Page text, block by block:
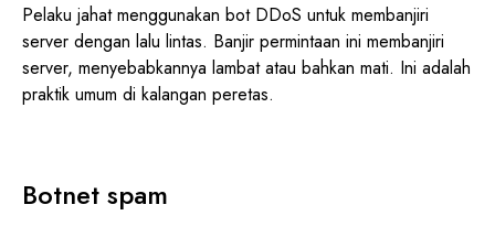
Pelaku jahat menggunakan bot DDoS untuk membanjiri
server dengan lalu lintas. Banjir permintaan ini membanjiri
server, menyebabkannya lambat atau bahkan mati. Ini adalah
praktik umum di kalangan peretas.
Botnet spam